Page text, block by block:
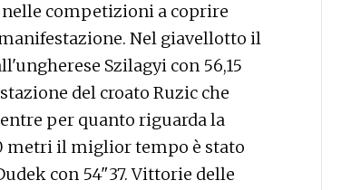
competizioni a coprire
Nel giavellotto il
Szilagyi con 56,15
del croato Ruzic che
per quanto riguarda la
metri il miglior tempo è stato
con 54"37. Vittorie delle